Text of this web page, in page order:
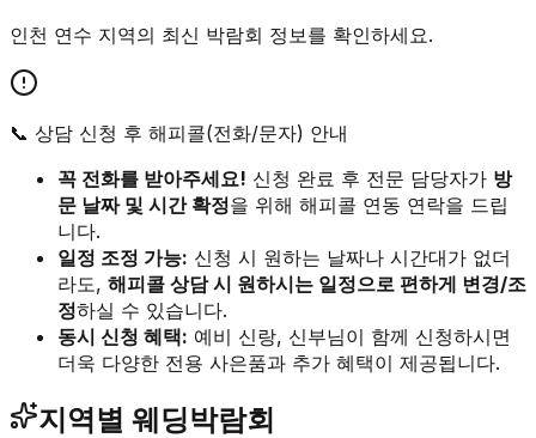
인천 연수 지역의 최신 박람회 정보를 확인하세요.
📞 상담 신청 후 해피콜(전화/문자) 안내
꼭 전화를 받아주세요! 신청 완료 후 전문 담당자가 방
문 날짜 및 시간 확정을 위해 해피콜 연동 연락을 드립
니다.
일정 조정 가능: 신청 시 원하는 날짜나 시간대가 없더
라도, 해피콜 상담 시 원하시는 일정으로 편하게 변경/조
정하실 수 있습니다.
동시 신청 혜택: 예비 신랑, 신부님이 함께 신청하시면
더욱 다양한 전용 사은품과 추가 혜택이 제공됩니다.
지역별 웨딩박람회